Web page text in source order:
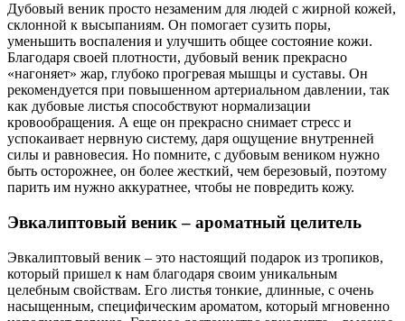
Дубовый веник просто незаменим для людей с жирной кожей,
склонной к высыпаниям. Он помогает сузить поры,
уменьшить воспаления и улучшить общее состояние кожи.
Благодаря своей плотности, дубовый веник прекрасно
«нагоняет» жар, глубоко прогревая мышцы и суставы. Он
рекомендуется при повышенном артериальном давлении, так
как дубовые листья способствуют нормализации
кровообращения. А еще он прекрасно снимает стресс и
успокаивает нервную систему, даря ощущение внутренней
силы и равновесия. Но помните, с дубовым веником нужно
быть осторожнее, он более жесткий, чем березовый, поэтому
парить им нужно аккуратнее, чтобы не повредить кожу.
Эвкалиптовый веник – ароматный целитель
Эвкалиптовый веник – это настоящий подарок из тропиков,
который пришел к нам благодаря своим уникальным
целебным свойствам. Его листья тонкие, длинные, с очень
насыщенным, специфическим ароматом, который мгновенно